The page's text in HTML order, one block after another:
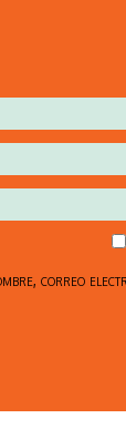
correo